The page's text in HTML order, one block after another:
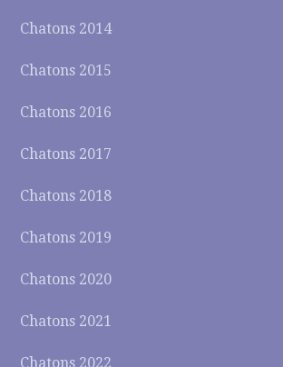
Chatons 2014
Chatons 2015
Chatons 2016
Chatons 2017
Chatons 2018
Chatons 2019
Chatons 2020
Chatons 2021
Chatons 2022